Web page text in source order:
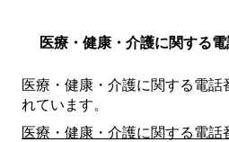
医療・健康・介護に関する
医療・健康・介護に関する電話
れています。
医療・健康・介護に関する電話